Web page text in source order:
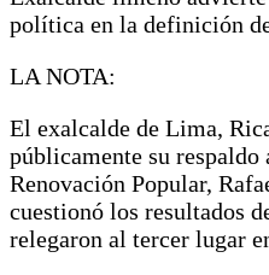
política en la definición
LA NOTA:
El exalcalde de Lima,
públicamente su respaldo
Renovación Popular,
cuestionó los resultados
relegaron al tercer lugar